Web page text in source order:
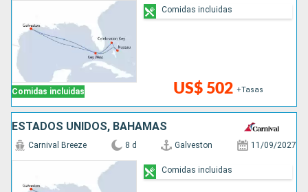
Comidas incluidas US$ 502 +Tasas
Comidas incluidas
ESTADOS UNIDOS, BAHAMAS
Carnival Breeze 8 d Galveston 11/09/2027
Comidas incluidas